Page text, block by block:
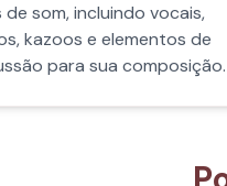
de som, incluindo vocais,
kazoos e elementos de
para sua composição.